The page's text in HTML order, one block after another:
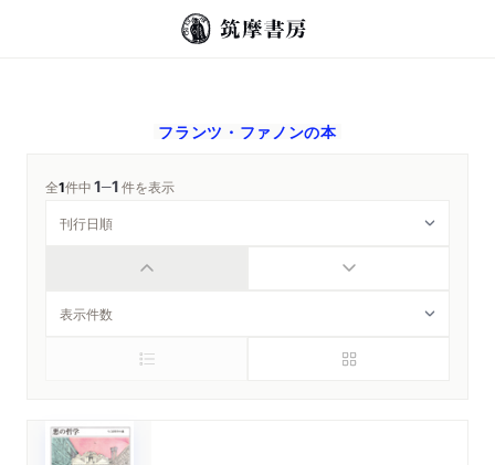
フランツ・ファノンの本
全1件中1─1件を表示